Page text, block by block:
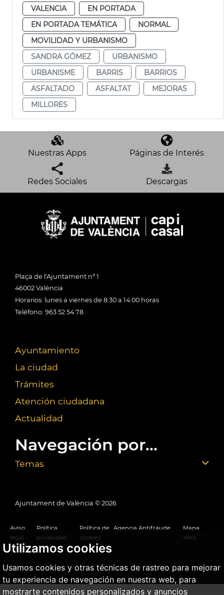
Utilizamos cookies
Usamos cookies y otras técnicas de rastreo para mejorar
tu experiencia de navegación en nuestra web, para
mostrarte contenidos personalizados y anuncios
VALENCIA
EN PORTADA
EN PORTADA TEMÁTICA
NORMAL
MOVILIDAD Y URBANISMO
SANDRA GÓMEZ
URBANISMO
URBANISME
BARRIS
BARRIOS
ASFALTADO
ASFALTAT
MEJORAS
MILLORES
Nuestras Apps Páginas de Interés
Redes Sociales Descargas
Plaça de l'Ajuntament nº 1
46002 València
Horarios: lunes a viernes de 8:30 a 14:00 horas
Teléfono: 963 52 54 78
Ayuntamiento
La ciudad
Trámites
Atención ciudadana
Actualidad
Navegación por...
Temas
Ajuntament de València © 2026
Aviso
legal
Política
privacidad
Política de
cookies
Agencia Antifraude
Mapa
Web